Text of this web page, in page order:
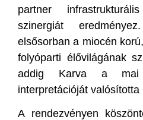
partner
szinergiát
elsősorban a miocén
folyóparti élővilágának
addig Karva a mai
interpretációját
A rendezvényen